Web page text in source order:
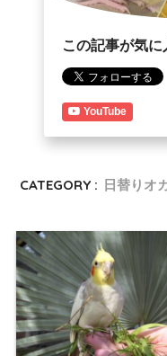
この記事が気
YouTube
CATEGORY : 日替りオ